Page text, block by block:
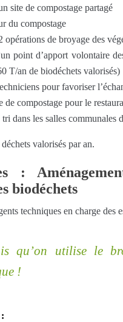
site de compostage partagé
du compostage
opérations de broyage des
point d’apport volontaire
T/an de biodéchets valorisés)
pour favoriser
de compostage pour le
dans les salles communales
valorisés par an.
:
biodéchets
techniques en charge des
qu’on utilise le
!